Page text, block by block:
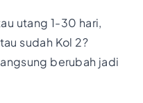
utang 1-30 hari,
sudah Kol 2?
berubah jadi